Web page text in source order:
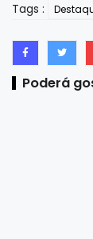
Tags :
Poderá